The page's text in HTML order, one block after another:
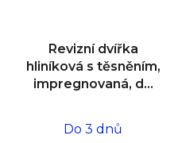
Revizní dvířka
hliníková s těsněním,
impregnovaná, do
Do 3 dnů